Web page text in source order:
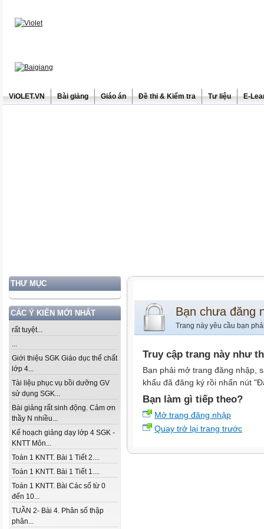
ViOLET.VN Bài giảng Giáo án Đề thi & Kiểm tra Tư liệu E-
THƯ MỤC
CÁC Ý KIẾN MỚI NHẤT
rất tuyệt...
...
Giới thiệu SGK Giáo dục thể chất
lớp 4...
Tài liệu phục vụ bồi dưỡng GV
sử dụng SGK...
Bài giảng rất sinh động. Cảm ơn
thầy N nhiều...
Kế hoạch giảng dạy lớp 4 SGK -
KNTT Môn...
Toán 1 KNTT. Bài 1 Tiết 2....
Toán 1 KNTT. Bài 1 Tiết 1....
Toán 1 KNTT. Bài Các số từ 0
đến 10...
TUẦN 2- Bài 4. Phân số thập
phân...
Bạn chưa đăng
Trang này yêu cầu bạn
Truy cập trang này như
Bạn phải mở trang đăng nhập,
khẩu đã đăng ký rồi nhấn nút
Bạn làm gì tiếp theo?
Mở trang đăng nhập
Quay trở lại trang trước